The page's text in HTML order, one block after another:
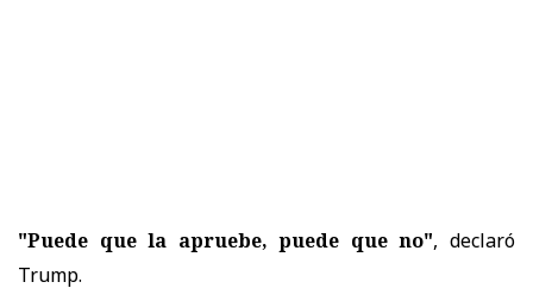
"Puede que la apruebe, puede que no", declaró
Trump.